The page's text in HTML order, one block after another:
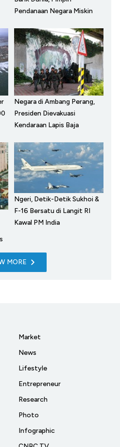
Pendanaan Negara Miskin
Negara di Ambang Perang,
Presiden Dievakuasi
Kendaraan Lapis Baja
Ngeri, Detik-Detik Sukhoi &
F-16 Bersatu di Langit RI
Kawal PM India
MORE
Market
News
Lifestyle
Entrepreneur
Research
Photo
Infographic